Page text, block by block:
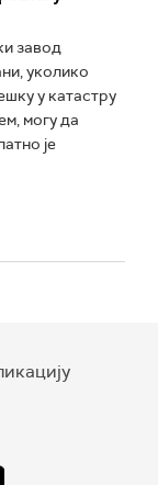
завод
уколико
у катастру
могу да
је